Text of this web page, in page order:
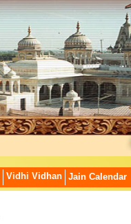
Vidhi Vidhan Jain Calendar